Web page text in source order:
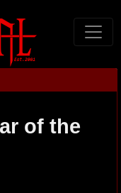
of the